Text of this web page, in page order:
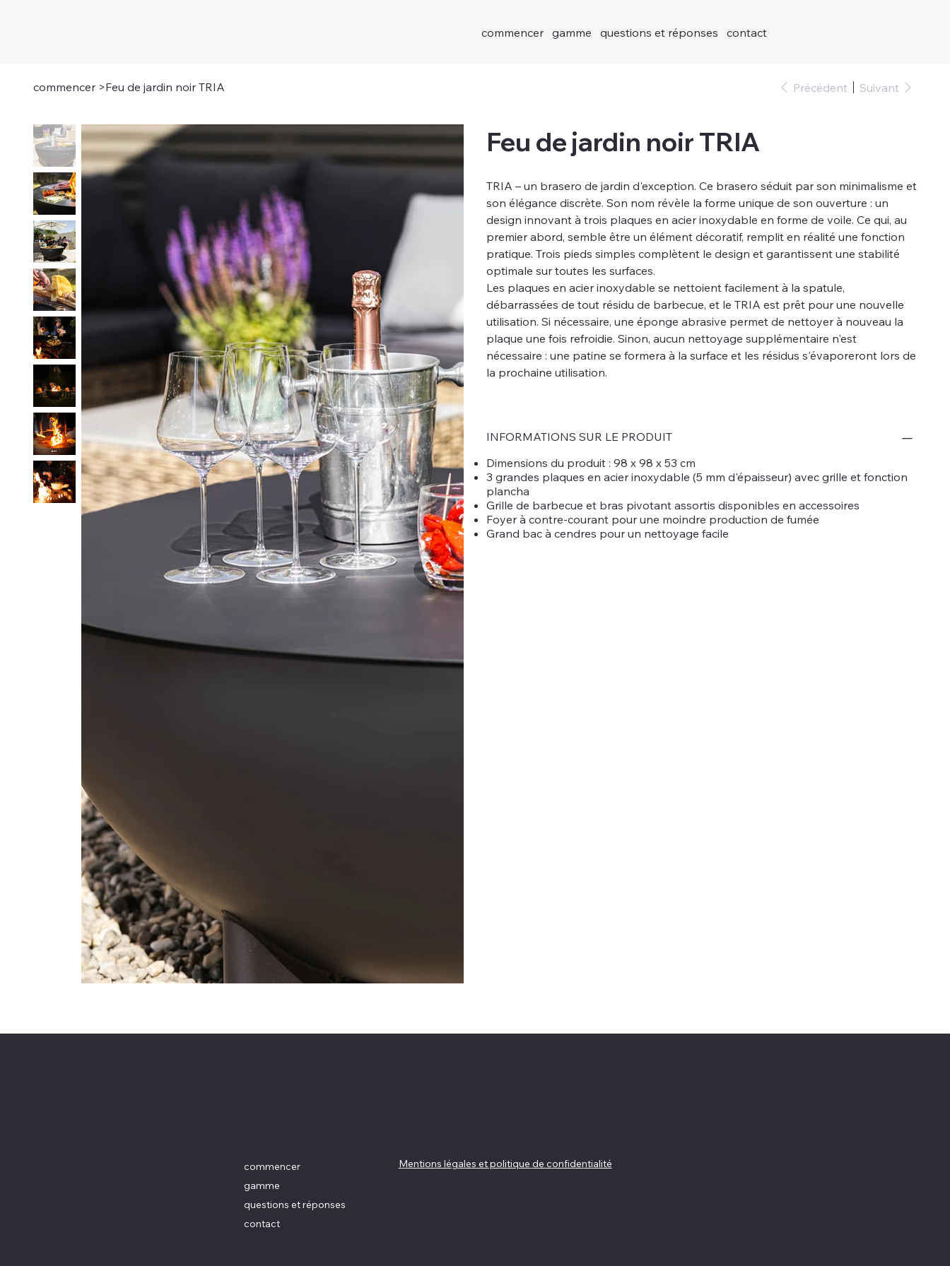
commencer gamme questions et réponses contact
commencer >Feu de jardin noir TRIA Précédent Suivant
Feu de jardin noir TRIA
TRIA – un brasero de jardin d'exception. Ce brasero séduit par son minimalisme et
son élégance discrète. Son nom révèle la forme unique de son ouverture : un
design innovant à trois plaques en acier inoxydable en forme de voile. Ce qui, au
premier abord, semble être un élément décoratif, remplit en réalité une fonction
pratique. Trois pieds simples complètent le design et garantissent une stabilité
optimale sur toutes les surfaces.
Les plaques en acier inoxydable se nettoient facilement à la spatule,
débarrassées de tout résidu de barbecue, et le TRIA est prêt pour une nouvelle
utilisation. Si nécessaire, une éponge abrasive permet de nettoyer à nouveau la
plaque une fois refroidie. Sinon, aucun nettoyage supplémentaire n'est
nécessaire : une patine se formera à la surface et les résidus s'évaporeront lors de
la prochaine utilisation.
INFORMATIONS SUR LE PRODUIT
Dimensions du produit : 98 x 98 x 53 cm
3 grandes plaques en acier inoxydable (5 mm d'épaisseur) avec grille et fonction
plancha
Grille de barbecue et bras pivotant assortis disponibles en accessoires
Foyer à contre-courant pour une moindre production de fumée
Grand bac à cendres pour un nettoyage facile
commencer
gamme
questions et réponses
contact
Mentions légales et politique de confidentialité